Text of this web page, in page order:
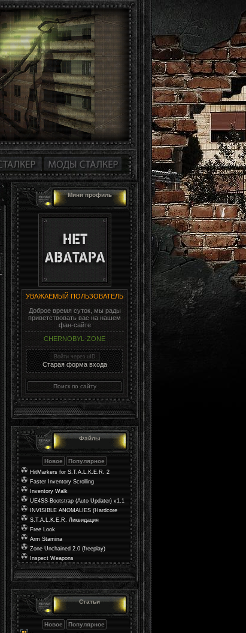
Мини профиль
УВАЖАЕМЫЙ ПОЛЬЗОВАТЕЛЬ
Доброе время суток, мы рады
приветствовать вас на нашем
фан-сайте
CHERNOBYL-ZONE
Войти через uID
Старая форма входа
Файлы
HitMarkers for S.T.A.L.K.E.R. 2
Faster Inventory Scrolling
Inventory Walk
UE4SS-Bootstrap (Auto Updater) v1.1
INVISIBLE ANOMALIES (Hardcore
Mod)
S.T.A.L.K.E.R. Ликвидация
Free Look
Arm Stamina
Zone Unchained 2.0 (freeplay)
Inspect Weapons
Статьи